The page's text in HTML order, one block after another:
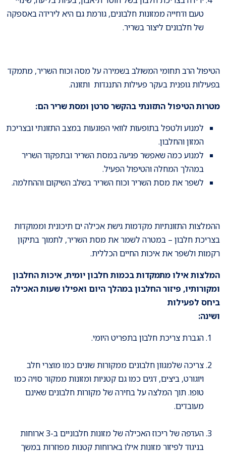
טעם ודחייה ממזונות חלבונים, גורמת גם היא לירידה באספקה
של חלבונים ליצור בשריר.
הטיפול הרב תחומי המשולב בשמירה על מסה וכוח השריר, מתמקד
בפעילות גופנית בעקר פעילות התנגדות ותזונה.
מטרות הטיפול התזונתי בהקשר סרטן ומסת שריר הם:
למנוע ולטפל בתופעות לוואי הפוגעות במצב התזונתי ובצריכת
המזון והחלבון.
למנוע כמה שאפשר פגיעה במסת השריר ובתפקוד השריר
במהלך המחלה והטיפול הפעיל.
לשפר את מסת השריר וכוח השריר בשלב השיקום וההחלמה.
ההמלצות התזונתיות מקדמות גישת אכילה ים תיכונית וממוקדות
בצריכת חלבון – במטרה לשמר את מסת השריר, לתמוך בתיקון
רקמות ולשפר את איכות החיים הכללית.
המלצות אילו מתמקדות בכמות חלבון יומית, איכות החלבון
ומקורותיו, פיזור החלבון במהלך היום ואפילו שעות האכילה
ביחס לפעילות
ושינה:
הגברת צריכת חלבון בתפריט היומי.
צריכה שלמגוון חלבונים ממקורות שונים כמו מוצרי חלב
ויוגורט, ביצים, דגים כמו גם קטניות ומזונות ממקור סויה כמו
טופו. תוך המלצה על בחירה של מקורות חלבונים שאינם
מעובדים.
העדפה של ריכוז האכילה של מזונות חלבוניים ב-3 ארוחות
בניגוד לפיזור מזונות אילו בארוחות קטנות מפוזרות במשך